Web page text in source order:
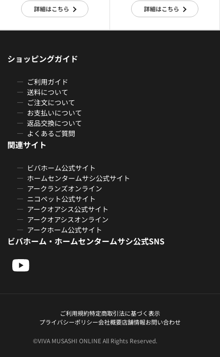
詳細はこちら 詳細はこちら
ショッピングガイド
ご利用ガイド
送料について
ご注文について
お支払いについて
返品交換について
よくあるご質問
関連サイト
ビバホーム公式サイト
ホームセンタームサシ公式サイト
アークランズオンライン
ニコペット公式サイト
アークオアシス公式サイト
アークオアシスオンライン
アークホーム公式サイト
ビバホーム・ホームセンタームサシ公式SNS
ご利用規約特定商取引法に基づく表示
プライバシーポリシー会社概要店舗情報お問い合わせ
©VIVA MUSASHI ONLINE All Rights Reserved.